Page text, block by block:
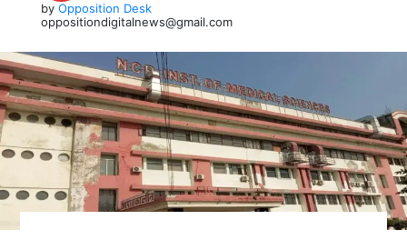
by Opposition Desk
oppositiondigitalnews@gmail.com